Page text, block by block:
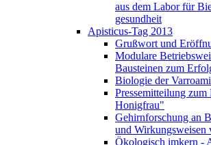
aus dem Labor für
gesundheit
Apisticus-Tag 2013
Grußwort und
Modulare
Bausteinen zum
Biologie der
Pressemitteilung
Honigfrau"
Gehirnforschung an
und Wirkungsweisen
Ökologisch imkern -